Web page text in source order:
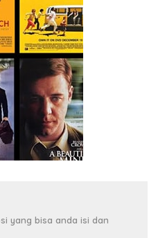
yang bisa anda isi dan